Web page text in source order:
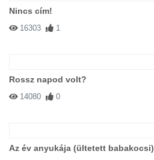
Nincs cím!
16303 1
Rossz napod volt?
14080 0
Az év anyukája (ültetett babakocsi)